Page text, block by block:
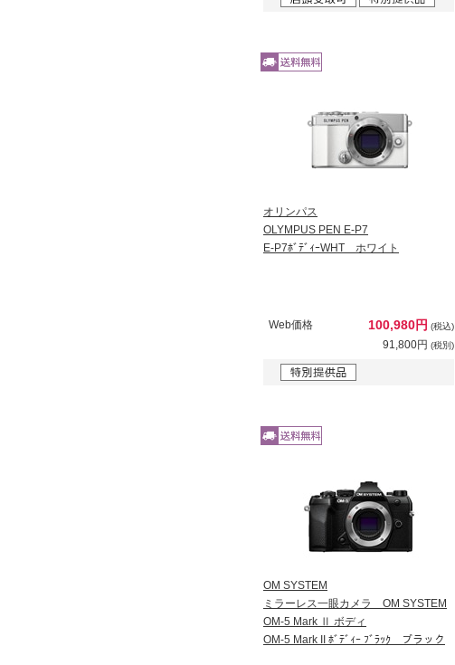
オリンパス
OLYMPUS PEN E-P7
E-P7ﾎﾞﾃﾞｨｰWHT ホワイト
Web価格 100,980円 (税込)
91,800円 (税別)
OM SYSTEM
ミラーレス一眼カメラ OM SYSTEM
OM-5 Mark Ⅱ ボディ
OM-5 Mark II ﾎﾞﾃﾞｨｰ ﾌﾞﾗｯｸ ブラック